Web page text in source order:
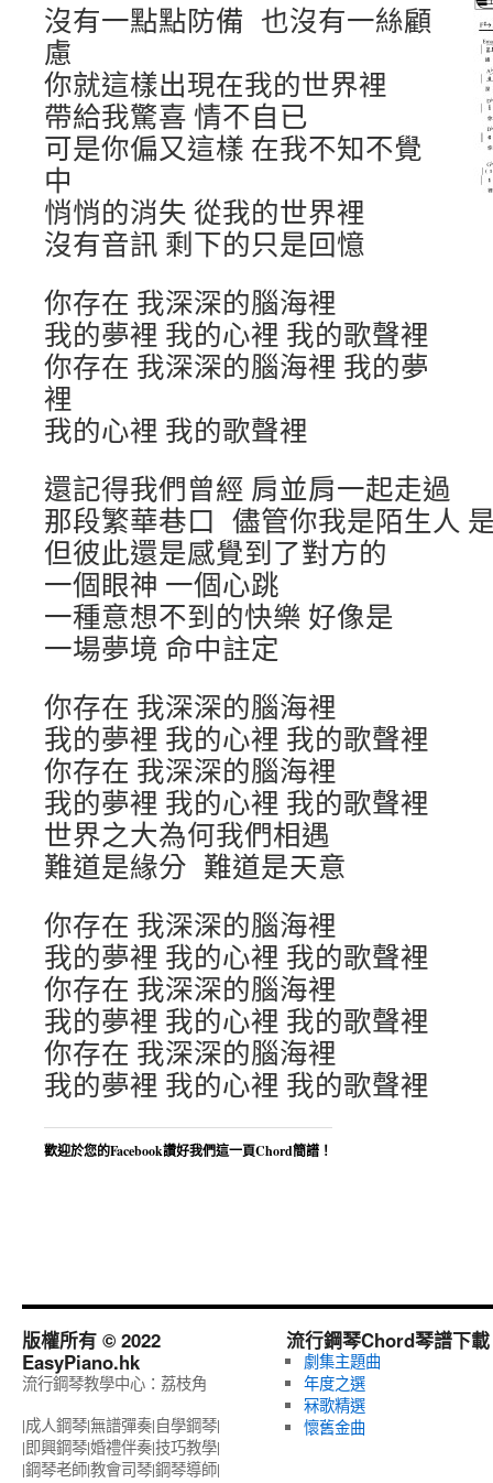
沒有一點點防備 也沒有一絲顧
慮
你就這樣出現在我的世界裡
帶給我驚喜 情不自已
可是你偏又這樣 在我不知不覺
中
悄悄的消失 從我的世界裡
沒有音訊 剩下的只是回憶
你存在 我深深的腦海裡
我的夢裡 我的心裡 我的歌聲裡
你存在 我深深的腦海裡 我的夢
裡
我的心裡 我的歌聲裡
還記得我們曾經 肩並肩一起走過
那段繁華巷口 儘管你我是陌生人
但彼此還是感覺到了對方的
一個眼神 一個心跳
一種意想不到的快樂 好像是
一場夢境 命中註定
你存在 我深深的腦海裡
我的夢裡 我的心裡 我的歌聲裡
你存在 我深深的腦海裡
我的夢裡 我的心裡 我的歌聲裡
世界之大為何我們相遇
難道是緣分 難道是天意
你存在 我深深的腦海裡
我的夢裡 我的心裡 我的歌聲裡
你存在 我深深的腦海裡
我的夢裡 我的心裡 我的歌聲裡
你存在 我深深的腦海裡
我的夢裡 我的心裡 我的歌聲裡
歡迎於您的Facebook讚好我們這一頁Chord簡譜！
版權所有 © 2022
EasyPiano.hk
流行鋼琴教學中心：荔枝角
|成人鋼琴|無譜彈奏|自學鋼琴|
|即興鋼琴|婚禮伴奏|技巧教學|
|鋼琴老師|教會司琴|鋼琴導師|
流行鋼琴Chord琴譜下載
劇集主題曲
年度之選
冧歌精選
懷舊金曲